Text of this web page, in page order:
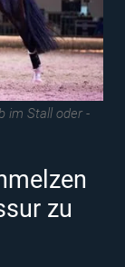
im Stall oder -
zu